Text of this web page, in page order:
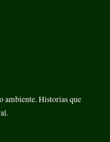
ambiente. Historias que